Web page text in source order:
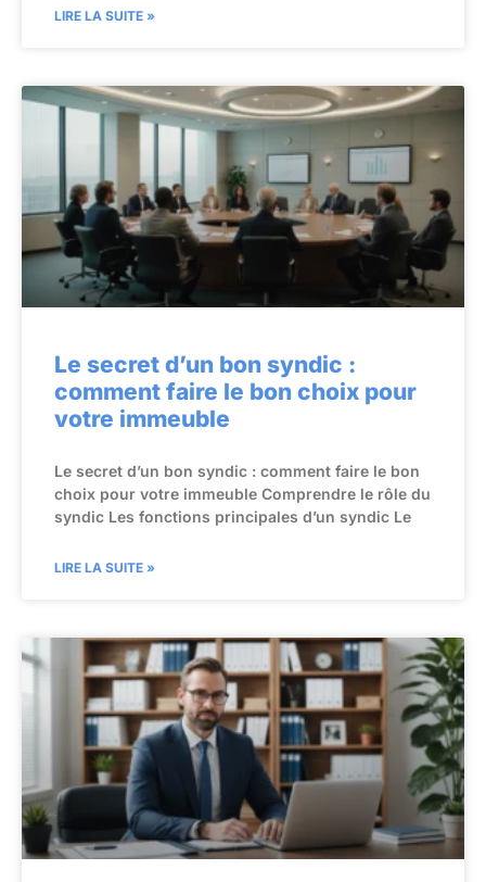
LIRE LA SUITE »
Le secret d’un bon syndic :
comment faire le bon choix pour
votre immeuble
Le secret d’un bon syndic : comment faire le bon
choix pour votre immeuble Comprendre le rôle du
syndic Les fonctions principales d’un syndic Le
LIRE LA SUITE »